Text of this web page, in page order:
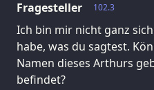
102.3
Fragesteller
Ich bin mir nicht ganz
habe, was du sagtest.
Namen dieses Arthurs
befindet?